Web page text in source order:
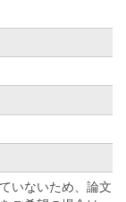
いないため、論文